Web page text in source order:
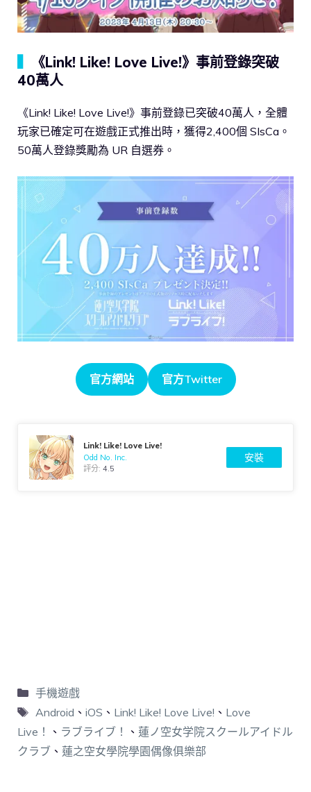
《Link! Like! Love Live!》事前登錄突破
40萬人
《Link! Like! Love Live!》事前登錄已突破40萬人，全體
玩家已確定可在遊戲正式推出時，獲得2,400個 SIsCa。
50萬人登錄獎勵為 UR 自選券。
官方網站 官方Twitter
Link! Like! Love Live!
Odd No. Inc.
評分:4.5
安裝
手機遊戲
Android 、 iOS 、 Link! Like! Love Live! 、 Love
Live！
、 ラブライブ！ 、 蓮ノ空女学院スクールアイドル
クラブ 、 蓮之空女學院學園偶像俱樂部